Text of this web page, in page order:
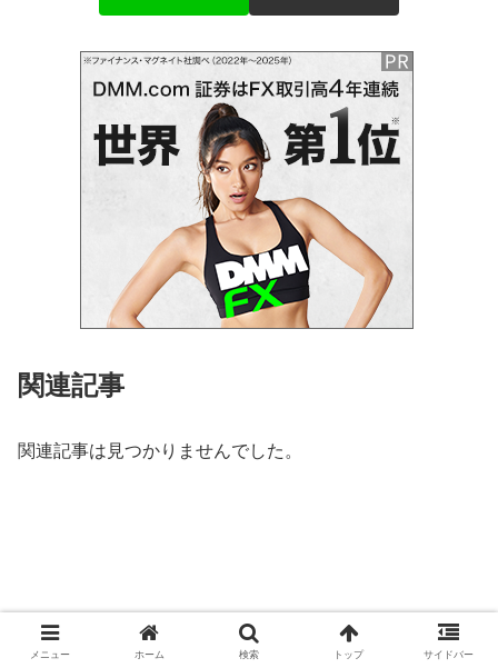
関連記事
関連記事は見つかりませんでした。
メニュー ホーム 検索 トップ サイドバー